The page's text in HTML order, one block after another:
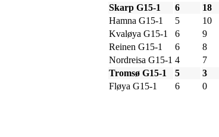
Skarp G15-1
6
18
Hamna G15-1
5
10
Kvaløya G15-1
6
9
Reinen G15-1
6
8
Nordreisa G15-1 4
7
Tromsø G15-1
5
3
Fløya G15-1
6 0